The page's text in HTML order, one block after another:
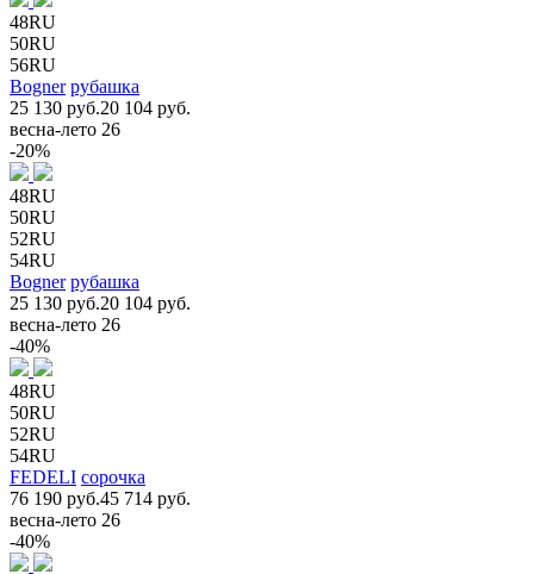
48RU
50RU
56RU
Bogner рубашка
25 130 руб.20 104 руб.
весна-лето 26
-20%
48RU
50RU
52RU
54RU
Bogner рубашка
25 130 руб.20 104 руб.
весна-лето 26
-40%
48RU
50RU
52RU
54RU
FEDELI сорочка
76 190 руб.45 714 руб.
весна-лето 26
-40%